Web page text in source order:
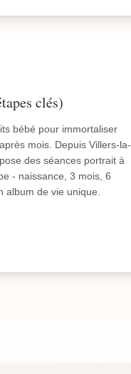
clés)
bébé pour immortaliser
mois. Depuis Villers-la-
des séances portrait à
- naissance, 3 mois, 6
album de vie unique.